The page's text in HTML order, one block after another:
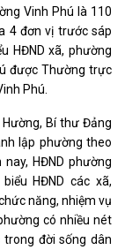
Vinh Phú là 110
4 đơn vị trước sáp
HĐND xã, phường
được Thường trực
Phú.
Bí thư Đảng
lập phường theo
HĐND phường
HĐND các xã,
năng, nhiệm vụ
có nhiều nét
đời sống dân